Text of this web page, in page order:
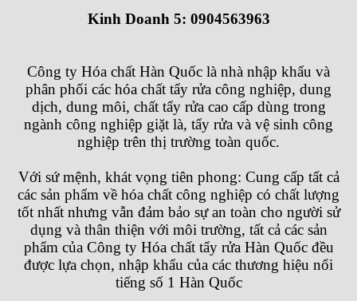
Kinh Doanh 5: 0904563963
Công ty Hóa chất Hàn Quốc là nhà nhập khẩu và
phân phối các hóa chất tẩy rửa công nghiệp, dung
dịch, dung môi, chất tẩy rửa cao cấp dùng trong
ngành công nghiệp giặt là, tẩy rửa và vệ sinh công
nghiệp trên thị trường toàn quốc.
Với sứ mệnh, khát vọng tiên phong: Cung cấp tất cả
các sản phẩm về hóa chất công nghiệp có chất lượng
tốt nhất nhưng vẫn đảm bảo sự an toàn cho người sử
dụng và thân thiện với môi trường, tất cả các sản
phẩm của Công ty Hóa chất tẩy rửa Hàn Quốcđều
được lựa chọn, nhập khẩu của các thương hiệu nổi
tiếng số 1 Hàn Quốc